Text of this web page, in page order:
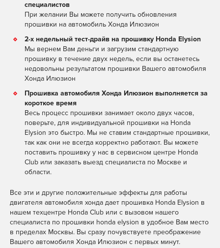
специалистов
При желании Вы можете получить обновления
прошивки на автомобиль Хонда Илюзион
2-х недельный тест-драйв на прошивку Honda Elysion
Мы вернем Вам деньги и загрузим стандартную
прошивку в течение двух недель, если вы останетесь
недовольны результатом прошивки Вашего автомобиля
Хонда Илюзион
Прошивка автомобиля Хонда Илюзион выполняется за
короткое время
Весь процесс прошивки занимает около двух часов,
поверьте, для индивидуальной прошивки на Honda
Elysion это быстро. Мы не ставим стандартные прошивки,
так как они не всегда корректно работают. Вы можете
поставить прошивку у нас в сервисном центре Honda
Club или заказать выезд специалиста по Москве и
области.
Все эти и другие положительные эффекты для работы
двигателя автомобиля хонда дает прошивка Honda Elysion в
нашем техцентре Honda Club или с вызовом нашего
специалиста по прошивки honda elysion в удобное Вам место
в пределах Москвы. Вы сразу почувствуете преображение
Вашего автомобиля Хонда Илюзион с первых минут.